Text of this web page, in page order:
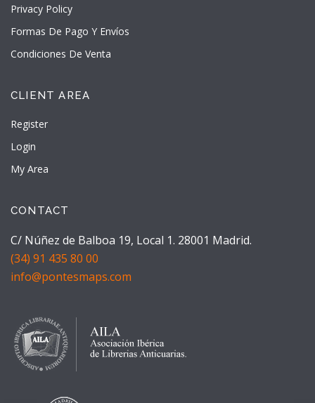
Privacy Policy
Formas De Pago Y Envíos
Condiciones De Venta
CLIENT AREA
Register
Login
My Area
CONTACT
C/ Núñez de Balboa 19, Local 1. 28001 Madrid.
(34) 91 435 80 00
info@pontesmaps.com